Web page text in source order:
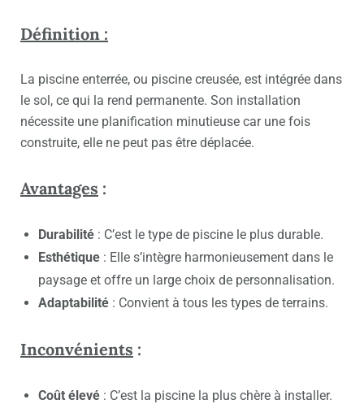
Définition :
La piscine enterrée, ou piscine creusée, est intégrée dans
le sol, ce qui la rend permanente. Son installation
nécessite une planification minutieuse car une fois
construite, elle ne peut pas être déplacée.
Avantages :
Durabilité : C’est le type de piscine le plus durable.
Esthétique : Elle s’intègre harmonieusement dans le
paysage et offre un large choix de personnalisation.
Adaptabilité : Convient à tous les types de terrains.
Inconvénients :
Coût élevé : C’est la piscine la plus chère à installer.